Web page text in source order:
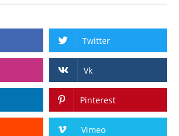
Twitter
Vk
Pinterest
Vimeo